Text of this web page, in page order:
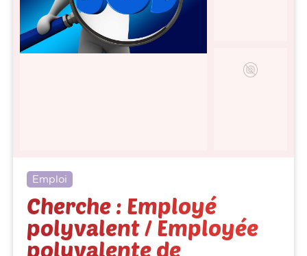
Emploi
Cherche : Employé
polyvalent / Employée
polyvalente de